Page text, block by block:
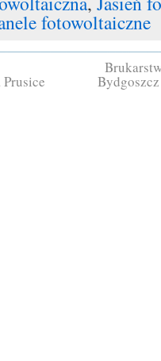
fotowoltaiczne